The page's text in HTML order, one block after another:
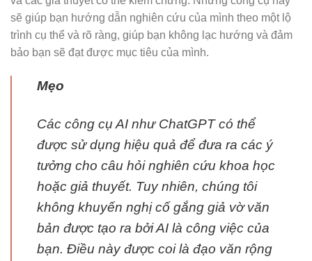
sẽ giúp bạn hướng dẫn nghiên cứu của mình theo một lộ
trình cụ thể và rõ ràng, giúp bạn không lạc hướng và đảm
bảo bạn sẽ đạt được mục tiêu của mình.
Mẹo
Các công cụ AI như ChatGPT có thể
được sử dụng hiệu quả để đưa ra các ý
tưởng cho câu hỏi nghiên cứu khoa học
hoặc giả thuyết. Tuy nhiên, chúng tôi
không khuyến nghị cố gắng giả vờ văn
bản được tạo ra bởi AI là công việc của
bạn. Điều này được coi là đạo văn rộng